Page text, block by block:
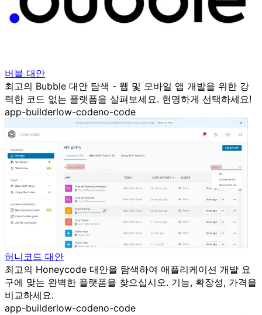
버블 대안
최고의 Bubble 대안 탐색 - 웹 및 모바일 앱 개발을 위한 강
력한 코드 없는 플랫폼을 살펴보세요. 현명하게 선택하세요!
app-builderlow-codeno-code
허니코드 대안
최고의 Honeycode 대안을 탐색하여 애플리케이션 개발 요
구에 맞는 완벽한 플랫폼을 찾으십시오. 기능, 확장성, 가격을
비교하세요.
app-builderlow-codeno-code